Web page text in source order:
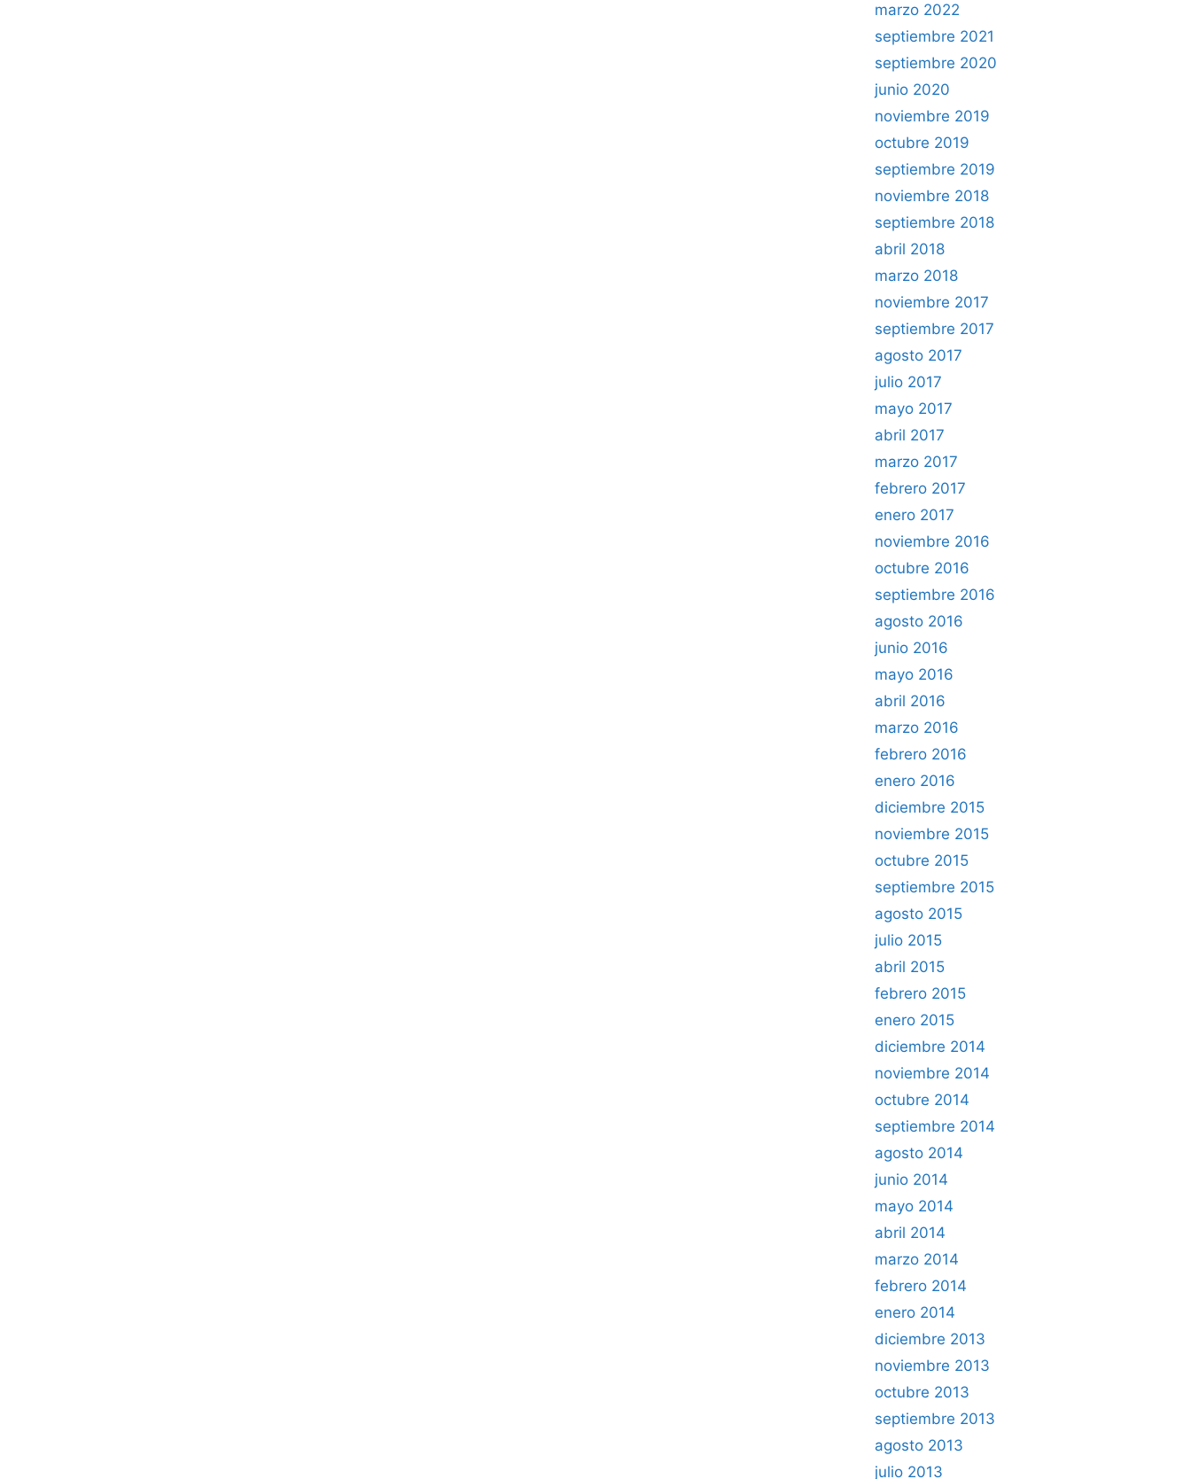
marzo 2022
septiembre 2021
septiembre 2020
junio 2020
noviembre 2019
octubre 2019
septiembre 2019
noviembre 2018
septiembre 2018
abril 2018
marzo 2018
noviembre 2017
septiembre 2017
agosto 2017
julio 2017
mayo 2017
abril 2017
marzo 2017
febrero 2017
enero 2017
noviembre 2016
octubre 2016
septiembre 2016
agosto 2016
junio 2016
mayo 2016
abril 2016
marzo 2016
febrero 2016
enero 2016
diciembre 2015
noviembre 2015
octubre 2015
septiembre 2015
agosto 2015
julio 2015
abril 2015
febrero 2015
enero 2015
diciembre 2014
noviembre 2014
octubre 2014
septiembre 2014
agosto 2014
junio 2014
mayo 2014
abril 2014
marzo 2014
febrero 2014
enero 2014
diciembre 2013
noviembre 2013
octubre 2013
septiembre 2013
agosto 2013
julio 2013